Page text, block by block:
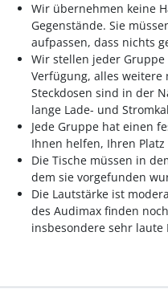
Wir übernehmen keine
Gegenstände. Sie
aufpassen, dass nichts
Wir stellen jeder
Verfügung, alles weitere
Steckdosen sind in der
lange Lade- und
Jede Gruppe hat einen
Ihnen helfen, Ihren
Die Tische müssen in
dem sie vorgefunden
Die Lautstärke ist
des Audimax finden
insbesondere sehr laute